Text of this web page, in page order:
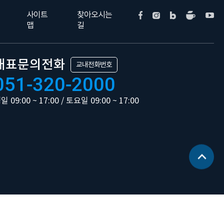
사이트
맵
찾아오시는
길
표문의전화 교내전화번호
320-2000
일 09:00 ~ 17:00 / 토요일 09:00 ~ 17:00